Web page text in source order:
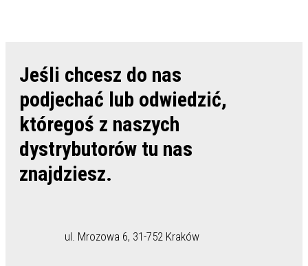
Jeśli chcesz do nas
podjechać lub odwiedzić,
któregoś z naszych
dystrybutorów tu nas
znajdziesz.
ul. Mrozowa 6, 31-752 Kraków